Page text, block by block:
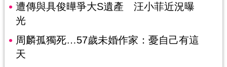
遭傳與具俊曄爭大S遺產 汪小菲近況曝
光
周麟孤獨死…57歲未婚作家：憂自己有這
天